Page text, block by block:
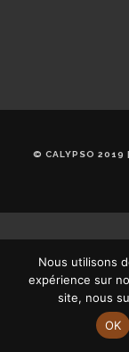
© CALYPSO 2019 |
Nous utilisons
expérience sur
site, nous
OK